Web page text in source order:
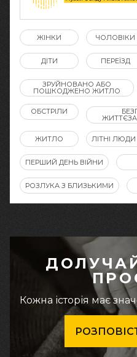
ЖІНКИ ЧОЛОВІКИ
ДІТИ ПЕРЕЇЗД
ЗРУЙНОВАНО АБО
ПОШКОДЖЕНО ЖИТЛО
ОБСТРІЛИ
ЖИТЛО ЛІТНІ ЛЮДИ
ПЕРШИЙ ДЕНЬ ВІЙНИ
РОЗЛУКА З БЛИЗЬКИМИ
Кожна історія має